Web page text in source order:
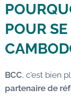
POUR SE
BCC, c'est bien
partenaire de